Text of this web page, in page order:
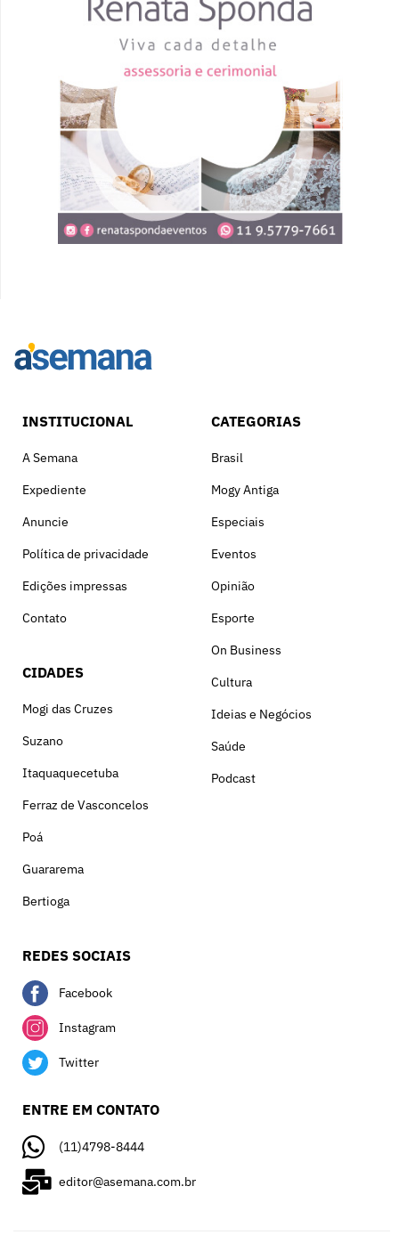
INSTITUCIONAL
A Semana
Expediente
Anuncie
Política de privacidade
Edições impressas
Contato
CIDADES
Mogi das Cruzes
Suzano
Itaquaquecetuba
Ferraz de Vasconcelos
Poá
Guararema
Bertioga
CATEGORIAS
Brasil
Mogy Antiga
Especiais
Eventos
Opinião
Esporte
On Business
Cultura
Ideias e Negócios
Saúde
Podcast
REDES SOCIAIS
Facebook
Instagram
Twitter
ENTRE EM CONTATO
(11)4798-8444
editor@asemana.com.br